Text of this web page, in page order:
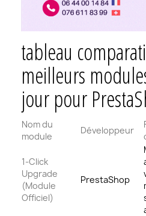
tableau
meilleurs
jour pour
Nom du
module
Développeur
1-Click
Upgrade
(Module
Officiel)
PrestaShop